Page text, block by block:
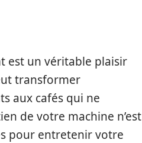
est un véritable plaisir
transformer
aux cafés qui ne
de votre machine n’est
pour entretenir votre